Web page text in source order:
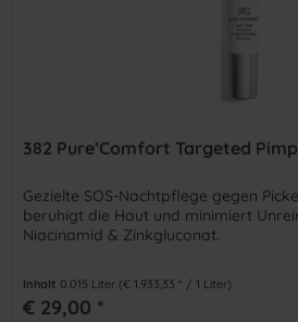
382 Pure’Comfort Targeted
Gezielte SOS-Nachtpflege gegen
beruhigt die Haut und minimiert
Niacinamid & Zinkgluconat.
Inhalt 0.015 Liter (€ 1.933,33 * / 1 Liter)
€ 29,00 *